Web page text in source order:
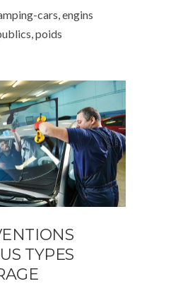
cars, engins
poids
TYPES